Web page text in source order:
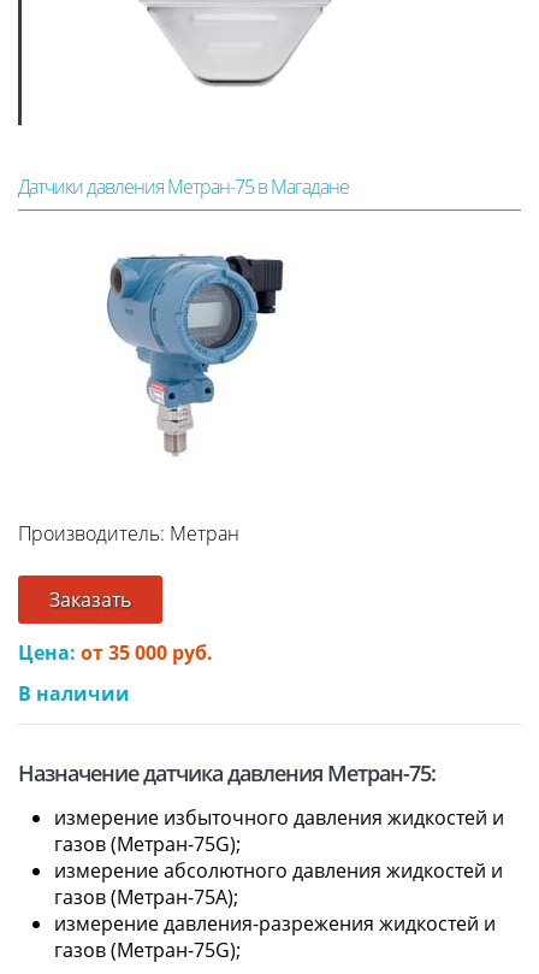
Датчики давления Метран-75 в Магадане
Производитель: Метран
Заказать
Цена: от 35 000 руб.
В наличии
Назначение датчика давления Метран-75:
измерение избыточного давления жидкостей и
газов (Метран-75G);
измерение абсолютного давления жидкостей и
газов (Метран-75A);
измерение давления-разрежения жидкостей и
газов (Метран-75G);